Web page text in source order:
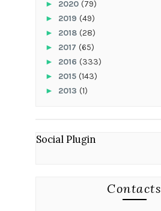
► 2020 (79)
► 2019 (49)
► 2018 (28)
► 2017 (65)
► 2016 (333)
► 2015 (143)
► 2013 (1)
Social Plugin
Contacts